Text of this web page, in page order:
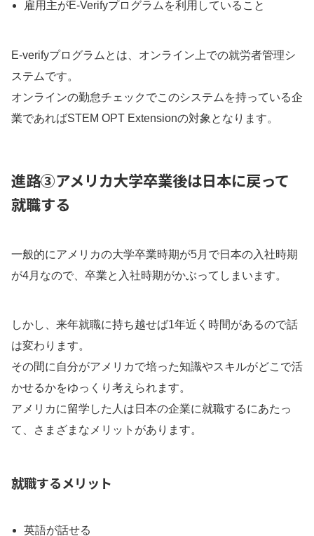
雇用主がE-Verifyプログラムを利用していること
E-verifyプログラムとは、オンライン上での就労者管理シ
ステムです。
オンラインの勤怠チェックでこのシステムを持っている企
業であればSTEM OPT Extensionの対象となります。
進路③アメリカ大学卒業後は日本に戻って
就職する
一般的にアメリカの大学卒業時期が5月で日本の入社時期
が4月なので、卒業と入社時期がかぶってしまいます。
しかし、来年就職に持ち越せば1年近く時間があるので話
は変わります。
その間に自分がアメリカで培った知識やスキルがどこで活
かせるかをゆっくり考えられます。
アメリカに留学した人は日本の企業に就職するにあたっ
て、さまざまなメリットがあります。
就職するメリット
英語が話せる